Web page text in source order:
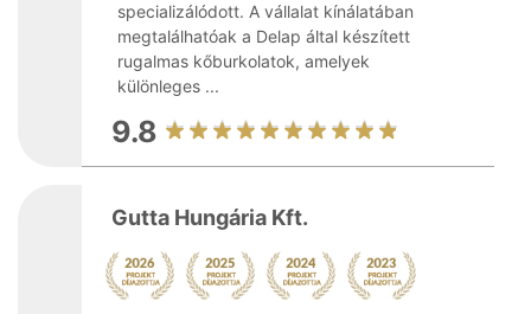
specializálódott. A vállalat kínálatában
megtalálhatóak a Delap által készített
rugalmas kőburkolatok, amelyek
különleges ...
9.8
Gutta Hungária Kft.